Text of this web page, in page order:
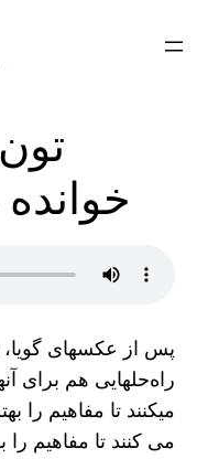
پس از عکسهای گویا،
راه‌‌حلهایی هم برای
میکنند تا مفاهیم را
می کنند تا مفاهیم